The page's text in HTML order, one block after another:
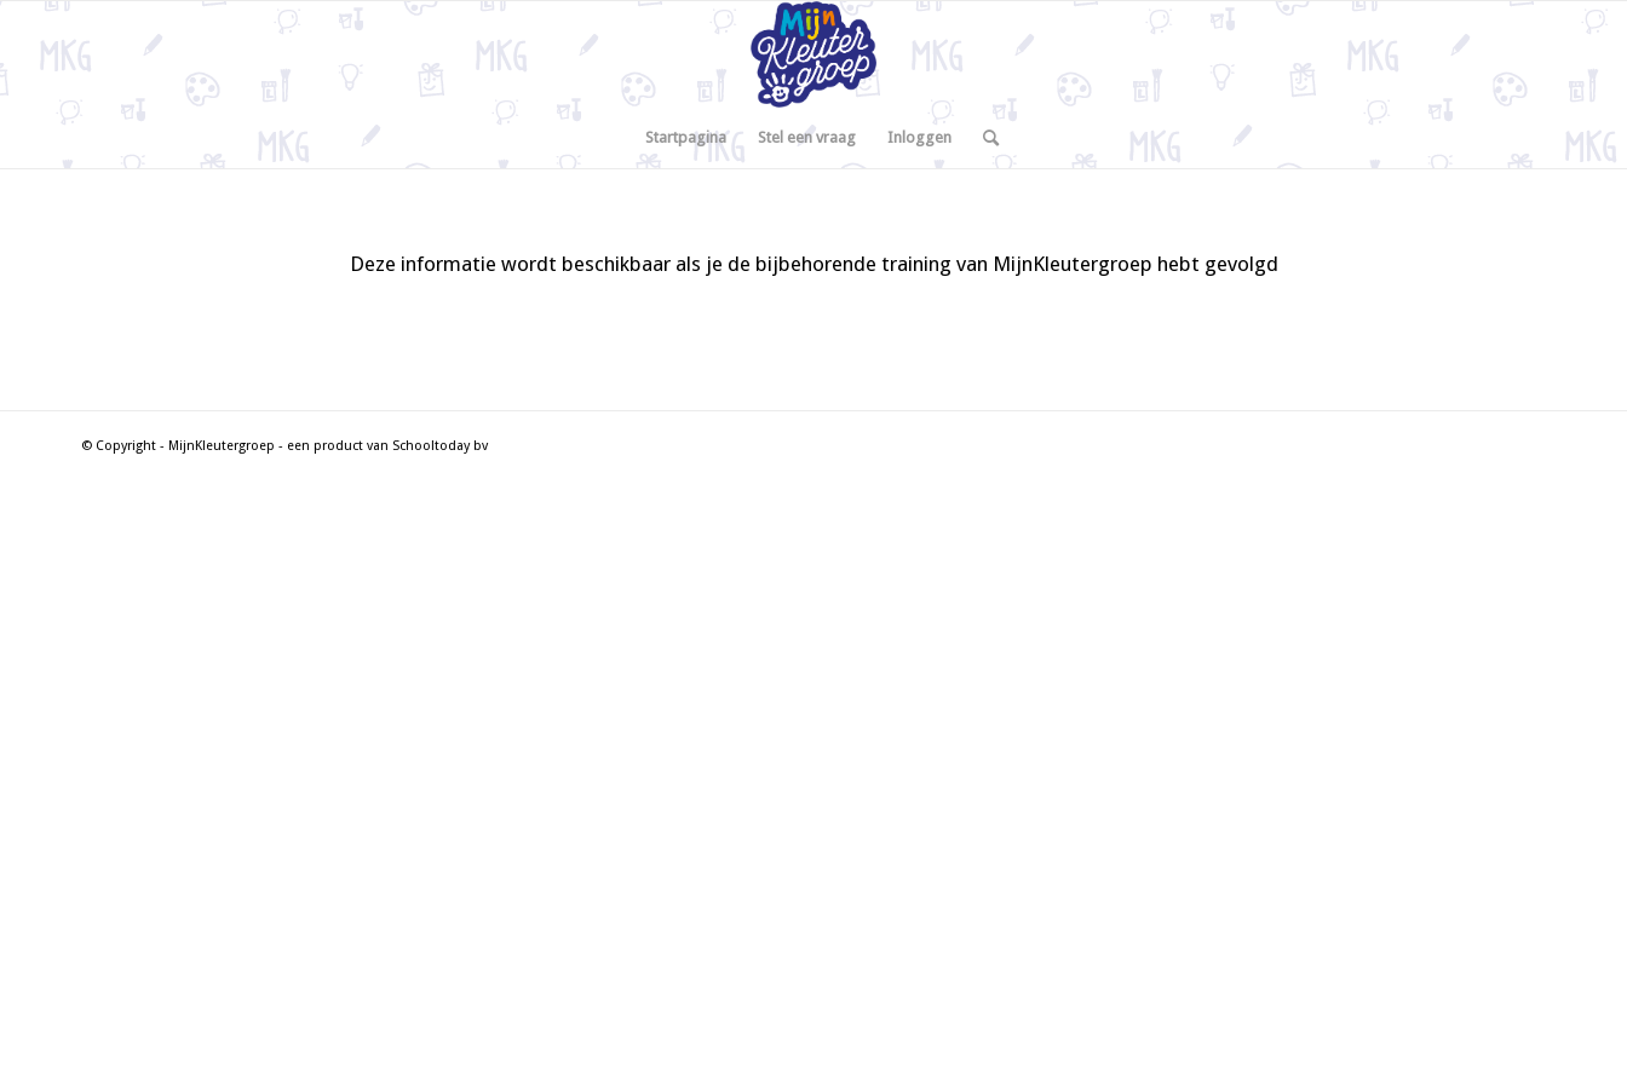
Startpagina Stel een vraag Inloggen
Deze informatie wordt beschikbaar als je de bijbehorende training van MijnKleutergroep hebt gevolgd
© Copyright - MijnKleutergroep - een product van Schooltoday bv